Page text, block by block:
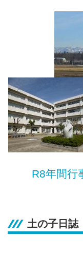
R8年間行
土の子日